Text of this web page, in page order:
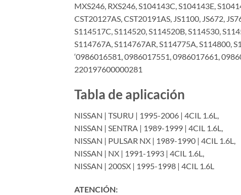
MXS246, RXS246, S104143C, S104143E,
CST20127AS, CST20191AS, JS1100, JS672,
S114517C, S114520, S114520B, S114530,
S114767A, S114767AR, S114775A, S114800,
‘0986016581, 0986017551, 0986017661,
220197600000281
Tabla de aplicación
NISSAN | TSURU | 1995-2006 | 4CIL 1.6L,
NISSAN | SENTRA | 1989-1999 | 4CIL 1.6L,
NISSAN | PULSAR NX | 1989-1990 | 4CIL 1.6L,
NISSAN | NX | 1991-1993 | 4CIL 1.6L,
NISSAN | 200SX | 1995-1998 | 4CIL 1.6L
ATENCIÓN: